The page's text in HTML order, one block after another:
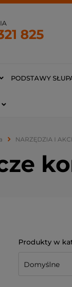
825
PODSTAWY
NARZĘDZIA I